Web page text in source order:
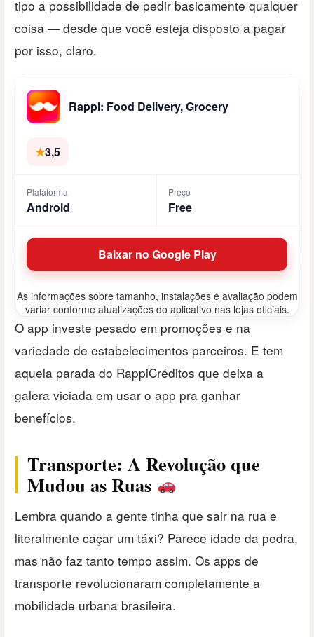
tipo a possibilidade de pedir basicamente qualquer
coisa — desde que você esteja disposto a pagar
por isso, claro.
Rappi: Food Delivery, Grocery
★3,5
Plataforma
Android
Preço
Free
Baixar no Google Play
As informações sobre tamanho, instalações e avaliação podem
variar conforme atualizações do aplicativo nas lojas oficiais.
O app investe pesado em promoções e na
variedade de estabelecimentos parceiros. E tem
aquela parada do RappiCréditos que deixa a
galera viciada em usar o app pra ganhar
benefícios.
Transporte: A Revolução que
Mudou as Ruas
Lembra quando a gente tinha que sair na rua e
literalmente caçar um táxi? Parece idade da pedra,
mas não faz tanto tempo assim. Os apps de
transporte revolucionaram completamente a
mobilidade urbana brasileira.